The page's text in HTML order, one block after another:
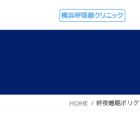
テ
ゲ
HOME 終夜睡眠ポリ